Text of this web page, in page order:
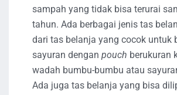
sampah yang tidak bisa terurai
tahun. Ada berbagai jenis tas
dari tas belanja yang cocok untuk
sayuran dengan pouch berukuran
wadah bumbu-bumbu atau
Ada juga tas belanja yang bisa